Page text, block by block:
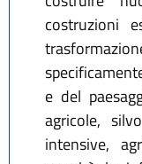
costruzioni
e del
agricole,
intensive,